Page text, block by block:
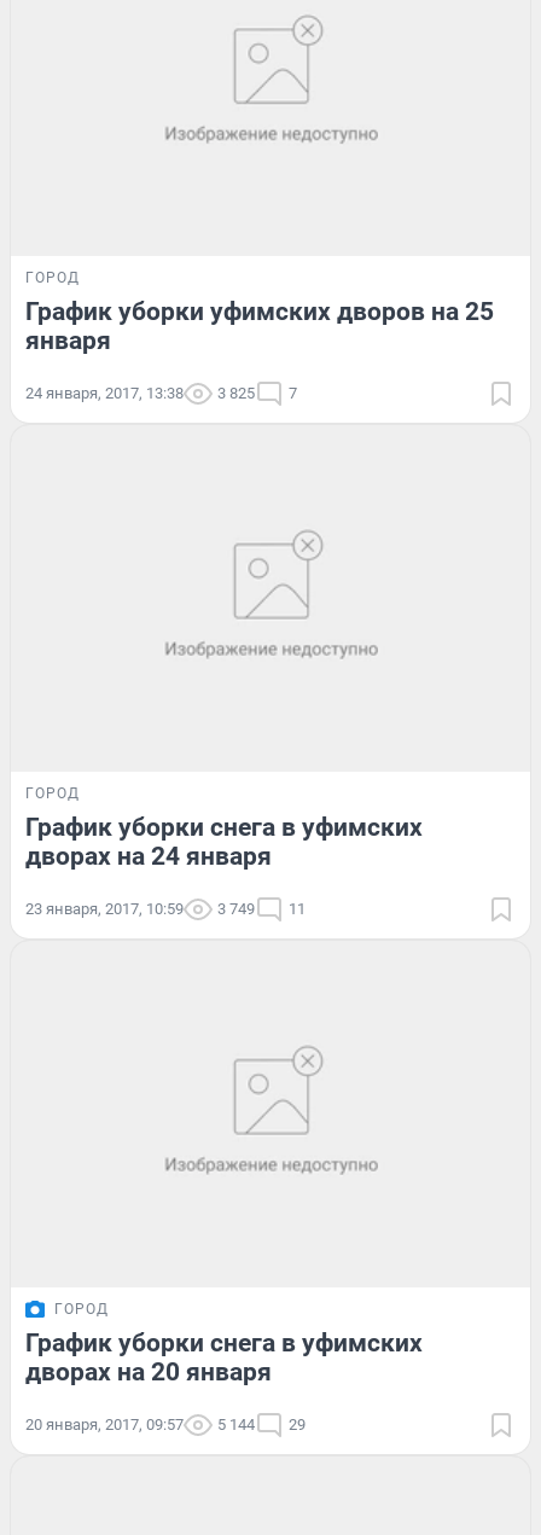
ГОРОД
График уборки уфимских дворов на 25
января
24 января, 2017, 13:38 3 825 7
ГОРОД
График уборки снега в уфимских
дворах на 24 января
23 января, 2017, 10:59 3 749 11
ГОРОД
График уборки снега в уфимских
дворах на 20 января
20 января, 2017, 09:57 5 144 29